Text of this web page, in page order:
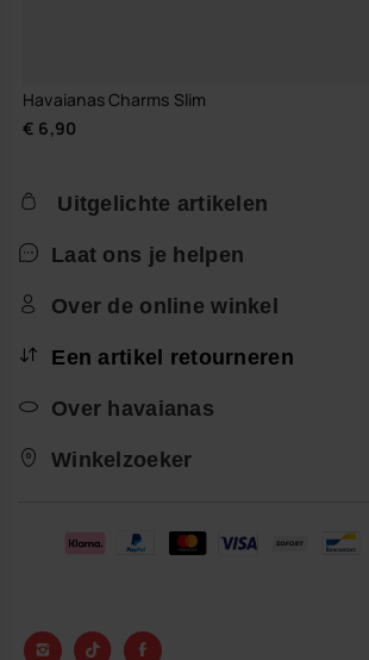
Havaianas Charms Slim
€ 6,90
Uitgelichte artikelen
Laat ons je helpen
Over de online winkel
Een artikel retourneren
Over havaianas
Winkelzoeker